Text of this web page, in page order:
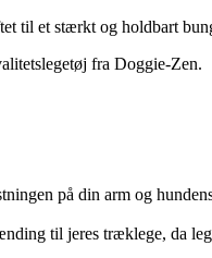
til et stærkt og holdbart
fra Doggie-Zen.
på din arm og
til jeres træklege, da